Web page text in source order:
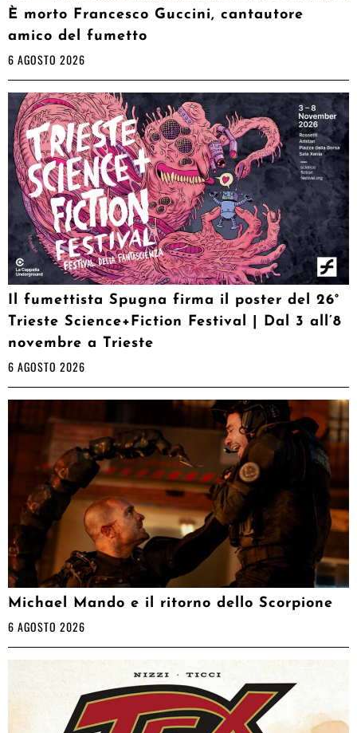
È morto Francesco Guccini, cantautore
amico del fumetto
6 AGOSTO 2026
Il fumettista Spugna firma il poster del 26°
Trieste Science+Fiction Festival | Dal 3 all’8
novembre a Trieste
6 AGOSTO 2026
Michael Mando e il ritorno dello Scorpione
6 AGOSTO 2026